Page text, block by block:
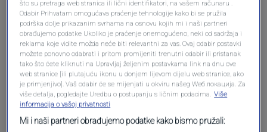
Oglas
što su pretraga web stranica ili lični identifikatori, na vašem računaru .
Odabir Prihvatam omogućava praćenje tehnologije kako bi se pružila
podrška dolje prikazanim svrhama na osnovu kojih mi i naši partneri
obrađujemo podatke Ukoliko je praćenje onemogućeno, neki od sadržaja i
reklama koje vidite možda neće biti relevantni za vas. Ovaj odabir postavki
možete ponovno odabrati i pritom promijeniti trenutni odabir ili pristanak
tako što ćete kliknuti na Upravljaj željenim postavkama link na dnu ove
web stranice [ili plutajuću ikonu u donjem lijevom dijelu web stranice, ako
je primjenjivo]. Vaš odabir će se mijenjati u okviru našeg Wеб локација. Za
više detalja, pogledajte Uredbu o postupanju s ličnim podacima. Više
informacija o vašoj privatnosti
Mi i naši partneri obrađujemo podatke kako bismo pružali: